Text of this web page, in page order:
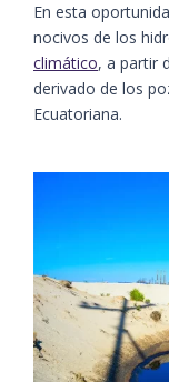
En esta
nocivos de los
climático, a partir
derivado de los
Ecuatoriana.